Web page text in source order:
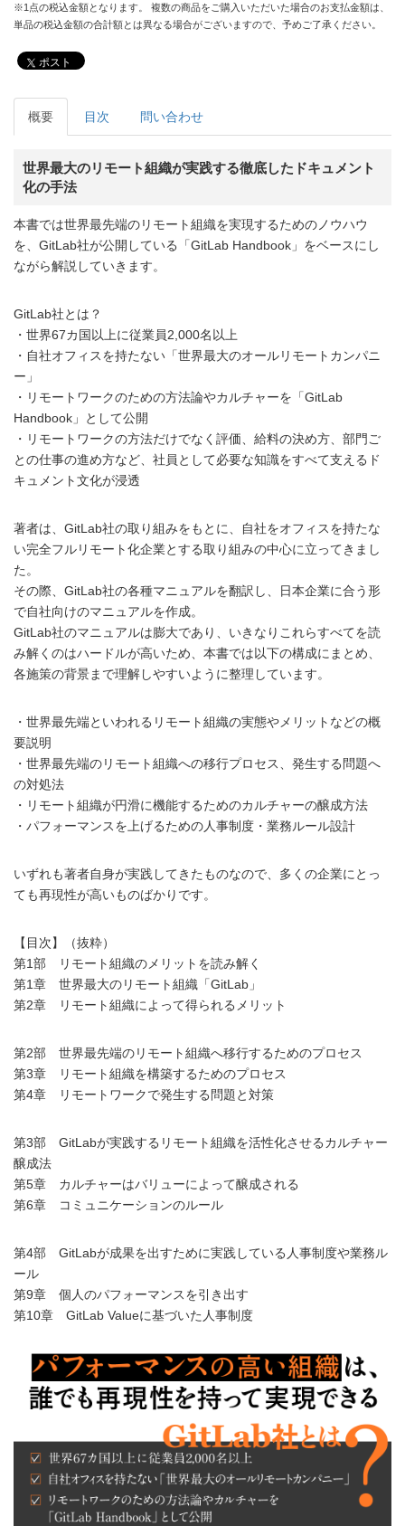
※1点の税込金額となります。 複数の商品をご購入いただいた場合のお支払金額は、
単品の税込金額の合計額とは異なる場合がございますので、予めご了承ください。
ポスト
概要 目次 問い合わせ
世界最大のリモート組織が実践する徹底したドキュメント
化の手法
本書では世界最先端のリモート組織を実現するためのノウハウ
を、GitLab社が公開している「GitLab Handbook」をベースにし
ながら解説していきます。
GitLab社とは？
・世界67カ国以上に従業員2,000名以上
・自社オフィスを持たない「世界最大のオールリモートカンパニ
ー」
・リモートワークのための方法論やカルチャーを「GitLab
Handbook」として公開
・リモートワークの方法だけでなく評価、給料の決め方、部門ご
との仕事の進め方など、社員として必要な知識をすべて支えるド
キュメント文化が浸透
著者は、GitLab社の取り組みをもとに、自社をオフィスを持たな
い完全フルリモート化企業とする取り組みの中心に立ってきまし
た。
その際、GitLab社の各種マニュアルを翻訳し、日本企業に合う形
で自社向けのマニュアルを作成。
GitLab社のマニュアルは膨大であり、いきなりこれらすべてを読
み解くのはハードルが高いため、本書では以下の構成にまとめ、
各施策の背景まで理解しやすいように整理しています。
・世界最先端といわれるリモート組織の実態やメリットなどの概
要説明
・世界最先端のリモート組織への移行プロセス、発生する問題へ
の対処法
・リモート組織が円滑に機能するためのカルチャーの醸成方法
・パフォーマンスを上げるための人事制度・業務ルール設計
いずれも著者自身が実践してきたものなので、多くの企業にとっ
ても再現性が高いものばかりです。
【目次】（抜粋）
第1部 リモート組織のメリットを読み解く
第1章 世界最大のリモート組織「GitLab」
第2章 リモート組織によって得られるメリット
第2部 世界最先端のリモート組織へ移行するためのプロセス
第3章 リモート組織を構築するためのプロセス
第4章 リモートワークで発生する問題と対策
第3部 GitLabが実践するリモート組織を活性化させるカルチャー
醸成法
第5章 カルチャーはバリューによって醸成される
第6章 コミュニケーションのルール
第4部 GitLabが成果を出すために実践している人事制度や業務ル
ール
第9章 個人のパフォーマンスを引き出す
第10章 GitLab Valueに基づいた人事制度